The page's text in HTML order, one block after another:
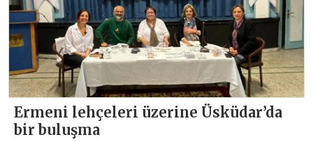
Ermeni lehçeleri üzerine Üsküdar’da
bir buluşma